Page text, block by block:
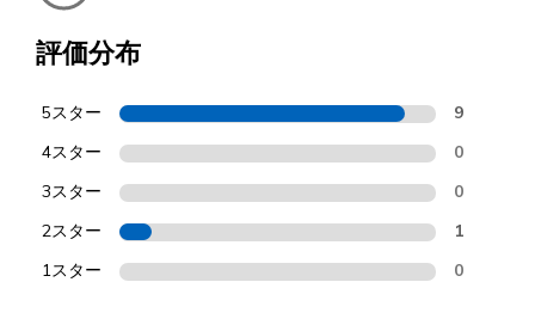
評価分布
5スター 9
4スター 0
3スター 0
2スター 1
1スター 0